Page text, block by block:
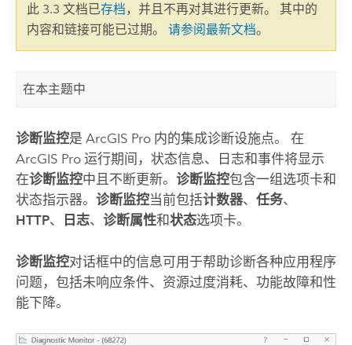
此 3.3 文档已存档，并且不再对其进行更新。 其中的
内容和链接可能已过期。 请参阅最新文档。
在本主题中
诊断监控是 ArcGIS Pro内的集成诊断设施点。 在
ArcGIS Pro运行期间，状态信息、日志和事件将显示
在诊断监控中且不断更新。 诊断监控包含一组选项卡和
状态指示器。 诊断监控当前包括计数器、 任务、
HTTP、 日志、 诊断属性和状态选项卡。
诊断监控对话框中的信息可用于帮助诊断各种应用程序
问题，包括未响应条件、资源过度消耗、功能故障和性
能下降。